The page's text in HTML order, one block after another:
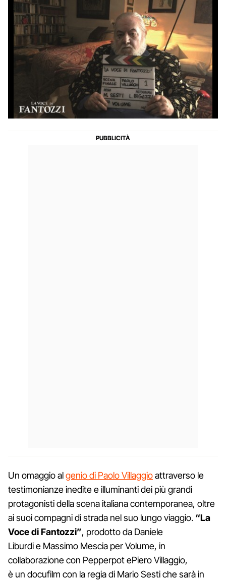
Un omaggio algenio di Paolo Villaggioattraverso le
testimonianze inedite e illuminanti dei più grandi
protagonisti della scena italiana contemporanea, oltre
ai suoi compagni di strada nel suo lungo viaggio. “La
Voce di Fantozzi”, prodotto da Daniele
Liburdi e Massimo Mescia per Volume, in
collaborazione con Pepperpot ePiero Villaggio,
è un docufilm con la regia di Mario Sesti che sarà in